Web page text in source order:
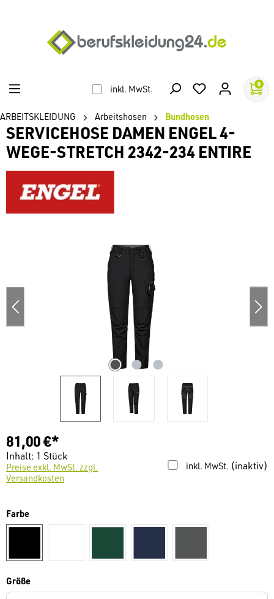
inkl. MwSt. 0
ARBEITSKLEIDUNG Arbeitshosen Bundhosen
SERVICEHOSE DAMEN ENGEL 4-
WEGE-STRETCH 2342-234 ENTIRE
81,00 €*
Inhalt: 1 Stück
inkl. MwSt. (inaktiv)
Preise exkl. MwSt. zzgl.
Versandkosten
Farbeauswählen
Größeauswählen